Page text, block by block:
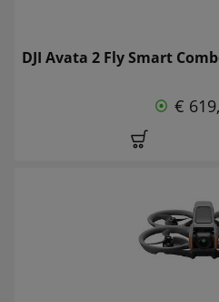
DJI Avata 2 Fly Smart
€